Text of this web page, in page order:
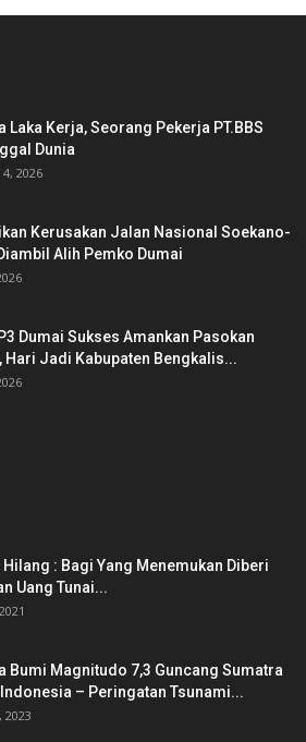
Laka Kerja, Seorang Pekerja PT.BBS
Dunia
2026
Kerusakan Jalan Nasional Soekano-
Alih Pemko Dumai
Dumai Sukses Amankan Pasokan
Hari Jadi Kabupaten Bengkalis...
Hilang : Bagi Yang Menemukan Diberi
Uang Tunai...
Bumi Magnitudo 7,3 Guncang Sumatra
Indonesia – Peringatan Tsunami...
2023